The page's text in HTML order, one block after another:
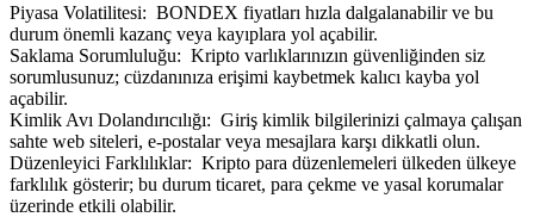
Piyasa Volatilitesi: BONDEX fiyatları hızla dalgalanabilir ve bu
durum önemli kazanç veya kayıplara yol açabilir.
Saklama Sorumluluğu: Kripto varlıklarınızın güvenliğinden siz
sorumlusunuz; cüzdanınıza erişimi kaybetmek kalıcı kayba yol
açabilir.
Kimlik Avı Dolandırıcılığı: Giriş kimlik bilgilerinizi çalmaya çalışan
sahte web siteleri, e-postalar veya mesajlara karşı dikkatli olun.
Düzenleyici Farklılıklar: Kripto para düzenlemeleri ülkeden ülkeye
farklılık gösterir; bu durum ticaret, para çekme ve yasal korumalar
üzerinde etkili olabilir.